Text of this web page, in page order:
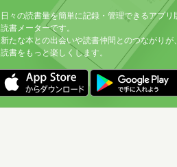
日々の読書量を簡単に記録・管理できるアプリ
読書メーターです。
新たな本との出会いや読書仲間とのつながりが
読書をもっと楽しくします。